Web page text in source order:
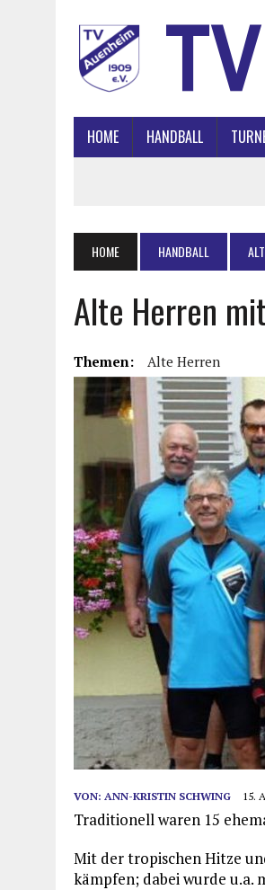
HOME HANDBALL
HOME HANDBALL
Alte Herren
Themen: Alte Herren
VON: ANN-KRISTIN SCHWING 15.
Traditionell waren 15
Mit der tropischen Hitze
kämpfen; dabei wurde u.a.